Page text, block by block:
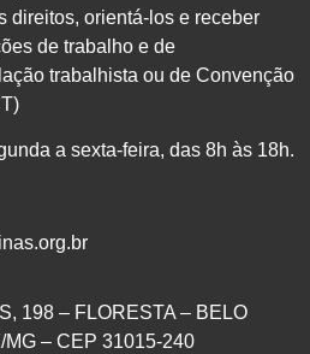
direitos, orientá-los e receber
de trabalho e de
trabalhista ou de Convenção
a sexta-feira, das 8h às 18h.
198 – FLORESTA – BELO
MG – CEP 31015-240